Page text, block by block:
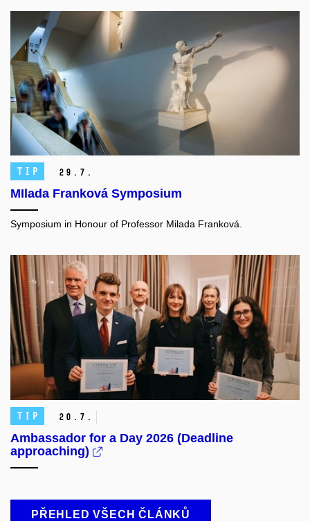
TIP 29. 7.
MIlada Franková Symposium
Symposium in Honour of Professor Milada Franková.
TIP 20. 7.
Ambassador for a Day 2026 (Deadline
approaching)
PŘEHLED VŠECH ČLÁNKŮ